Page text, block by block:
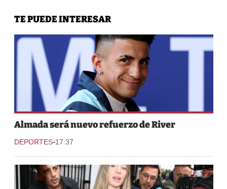
TE PUEDE INTERESAR
Almada será nuevo refuerzo de River
DEPORTES-17:37